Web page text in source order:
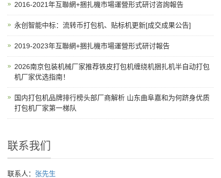
2016-2021年互聯網+捆扎機市場運營形式研讨咨詢報告
永创智能中标：流转币打包机、贴标机更新[成交成果公告]
2019-2023年互聯網+捆扎機市場運營形式研讨報告
2026南京包装机械厂家推荐铁皮打包机缠绕机捆扎机半自动打包
机厂家优选指南！
国内打包机品牌排行榜头部厂商解析 山东曲阜嘉和为何跻身优质
打包机厂家第一梯队
联系我们
联系人： 张先生